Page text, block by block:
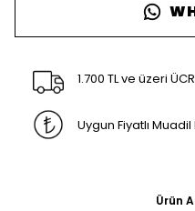
1.700 TL ve üzeri
Uygun Fiyatlı
Ürün